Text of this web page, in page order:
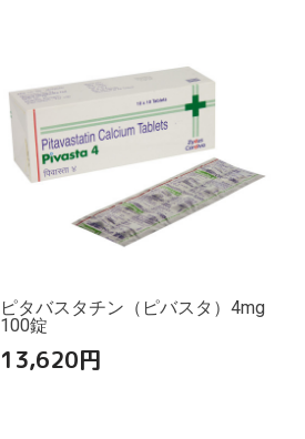
ピタバスタチン（ピバスタ）4mg
100錠
13,620円